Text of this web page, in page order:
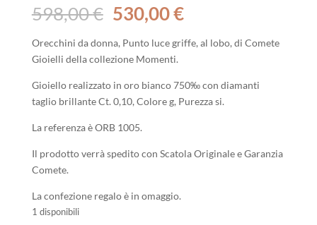
598,00€ Il
prezzo
originale
era:
598,00 €.
530,00€Il
attuale
530,00 €.
Orecchini da donna, Punto luce griffe, al lobo, di Comete
Gioielli della collezione Momenti.
Gioiello realizzato in oro bianco 750‰ con diamanti
taglio brillante Ct. 0,10, Colore g, Purezza si.
La referenza è ORB 1005.
Il prodotto verrà spedito con Scatola Originale e Garanzia
Comete.
La confezione regalo è in omaggio.
1 disponibili